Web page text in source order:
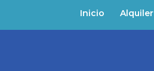
Inicio Alquiler